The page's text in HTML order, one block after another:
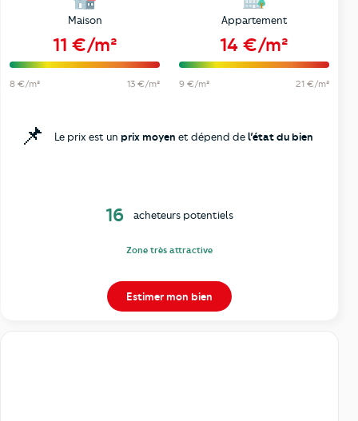
Maison
11 €/m²
8 €/m² 13 €/m²
Appartement
14 €/m²
9 €/m² 21 €/m²
📌 Le prix est un prix moyen et dépend del’état du bien
16 acheteurs potentiels
Zone très attractive
Estimer mon bien